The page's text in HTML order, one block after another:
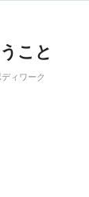
こと
ィワーク